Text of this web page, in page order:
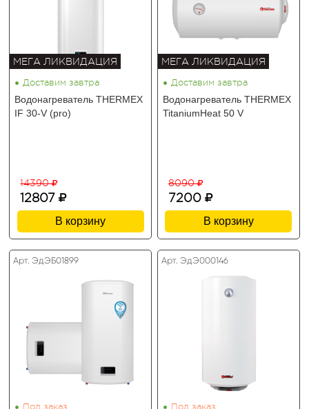
МЕГА ЛИКВИДАЦИЯ
• Доставим завтра
Водонагреватель THERMEX
IF 30-V (pro)
14390
12807
В корзину
МЕГА ЛИКВИДАЦИЯ
• Доставим завтра
Водонагреватель THERMEX
TitaniumHeat 50 V
8090
7200
В корзину
Арт. ЭдЭБ01899
Под заказ
Арт. ЭдЭ000146
Под заказ